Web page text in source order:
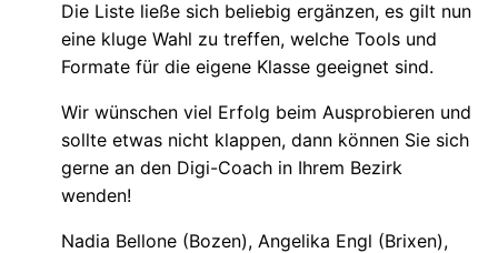
Die Liste ließe sich beliebig ergänzen, es gilt nun
eine kluge Wahl zu treffen, welche Tools und
Formate für die eigene Klasse geeignet sind.
Wir wünschen viel Erfolg beim Ausprobieren und
sollte etwas nicht klappen, dann können Sie sich
gerne an den Digi-Coach in Ihrem Bezirk
wenden!
Nadia Bellone (Bozen), Angelika Engl (Brixen),